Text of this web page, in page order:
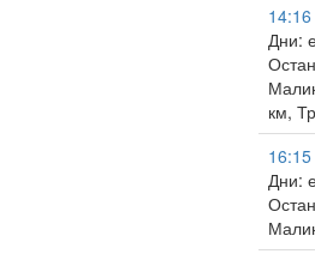
14:16
Дни:
км,
16:15
Дни: